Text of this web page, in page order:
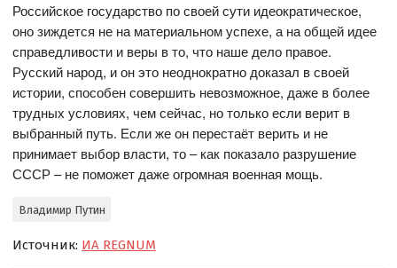
Российское государство по своей сути идеократическое,
оно зиждется не на материальном успехе, а на общей идее
справедливости и веры в то, что наше дело правое.
Русский народ, и он это неоднократно доказал в своей
истории, способен совершить невозможное, даже в более
трудных условиях, чем сейчас, но только если верит в
выбранный путь. Если же он перестаёт верить и не
принимает выбор власти, то – как показало разрушение
СССР – не поможет даже огромная военная мощь.
Владимир Путин
Источник: ИА REGNUM